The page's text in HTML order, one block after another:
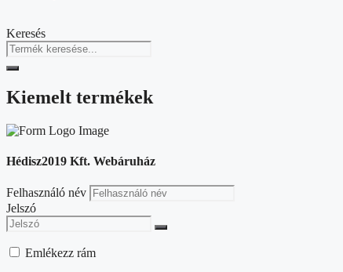
Keresés
Kiemelt termékek
Hédisz2019 Kft. Webáruház
Felhasználó név
Jelszó
Emlékezz rám